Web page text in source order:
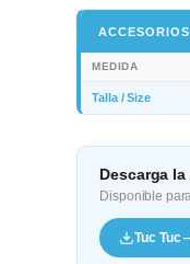
MEDIDA
Talla / Size
Descarga
Disponible
Tuc Tuc